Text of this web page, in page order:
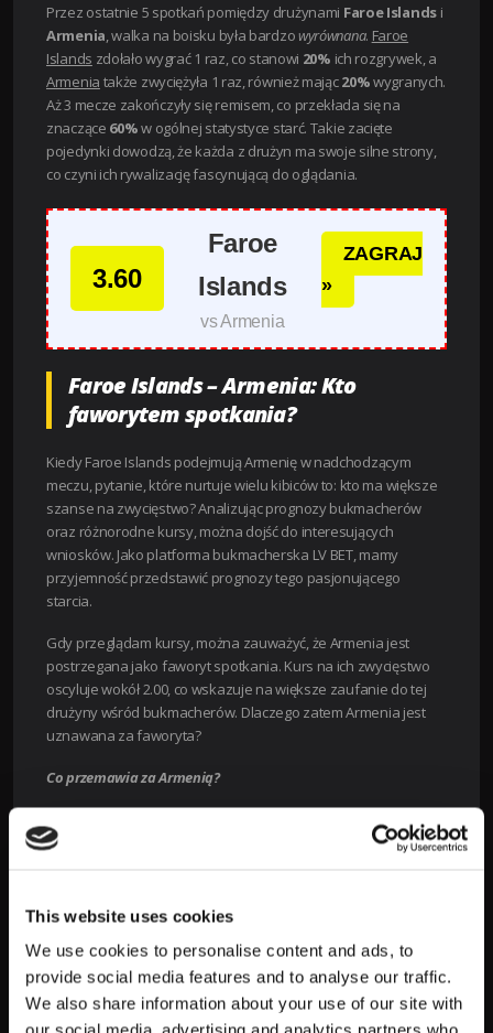
This website uses cookies
We use cookies to personalise content and ads, to
provide social media features and to analyse our traffic.
We also share information about your use of our site with
Przez ostatnie 5 spotkań pomiędzy drużynami Faroe Islandsi
Armenia, walka na boisku była bardzowyrównana. Faroe
Islands zdołało wygrać 1 raz, co stanowi 20% ich rozgrywek, a
Armenia także zwyciężyła 1 raz, również mając20%wygranych.
Aż 3 mecze zakończyły się remisem, co przekłada się na
znaczące 60%w ogólnej statystyce starć. Takie zacięte
pojedynki dowodzą, że każda z drużyn ma swoje silne strony,
co czyni ich rywalizację fascynującą do oglądania.
3.60
Faroe
Islands
vs Armenia
ZAGRAJ
»
Faroe Islands – Armenia: Kto
faworytem spotkania?
Kiedy Faroe Islands podejmują Armenię w nadchodzącym
meczu, pytanie, które nurtuje wielu kibiców to: kto ma większe
szanse na zwycięstwo? Analizując prognozy bukmacherów
oraz różnorodne kursy, można dojść do interesujących
wniosków. Jako platforma bukmacherska LV BET, mamy
przyjemność przedstawić prognozy tego pasjonującego
starcia.
Gdy przeglądam kursy, można zauważyć, że Armenia jest
postrzegana jako faworyt spotkania. Kurs na ich zwycięstwo
oscyluje wokół 2.00, co wskazuje na większe zaufanie do tej
drużyny wśród bukmacherów. Dlaczego zatem Armenia jest
uznawana za faworyta?
Co przemawia za Armenią?
: Armenia obecnie prezentuje dobry poziom
gry, co przekłada się na pozytywne wyniki w ostatnich
grający w europejskich ligach, co podwyższa ich jakość na tle
rywali. Ich doświadczenie zdobywane na międzynarodowej
scenie daje im przewagę w ciężkich momentach.